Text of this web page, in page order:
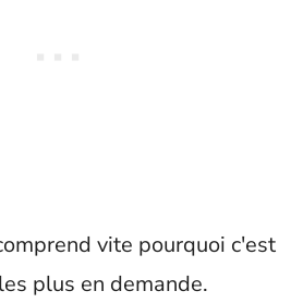
vite pourquoi c'est
plus en demande.